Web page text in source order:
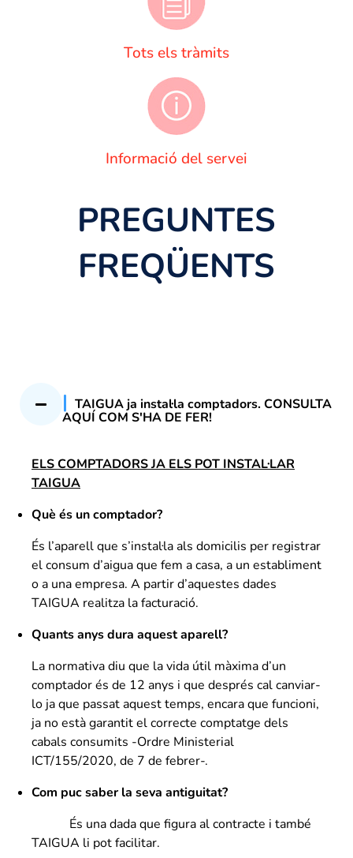
Tots els tràmits
Informació del servei
PREGUNTES
FREQÜENTS
TAIGUA ja instal·la comptadors. CONSULTA
AQUÍ COM S'HA DE FER!
ELS COMPTADORS JA ELS POT INSTAL·LAR
TAIGUA
Què és un comptador?
És l’aparell que s’instal·la als domicilis per registrar
el consum d’aigua que fem a casa, a un establiment
o a una empresa. A partir d’aquestes dades
TAIGUA realitza la facturació.
Quants anys dura aquest aparell?
La normativa diu que la vida útil màxima d’un
comptador és de 12 anys i que després cal canviar-
lo ja que passat aquest temps, encara que funcioni,
ja no està garantit el correcte comptatge dels
cabals consumits -Ordre Ministerial
ICT/155/2020, de 7 de febrer-.
Com puc saber la seva antiguitat?
És una dada que figura al contracte i també
TAIGUA li pot facilitar.